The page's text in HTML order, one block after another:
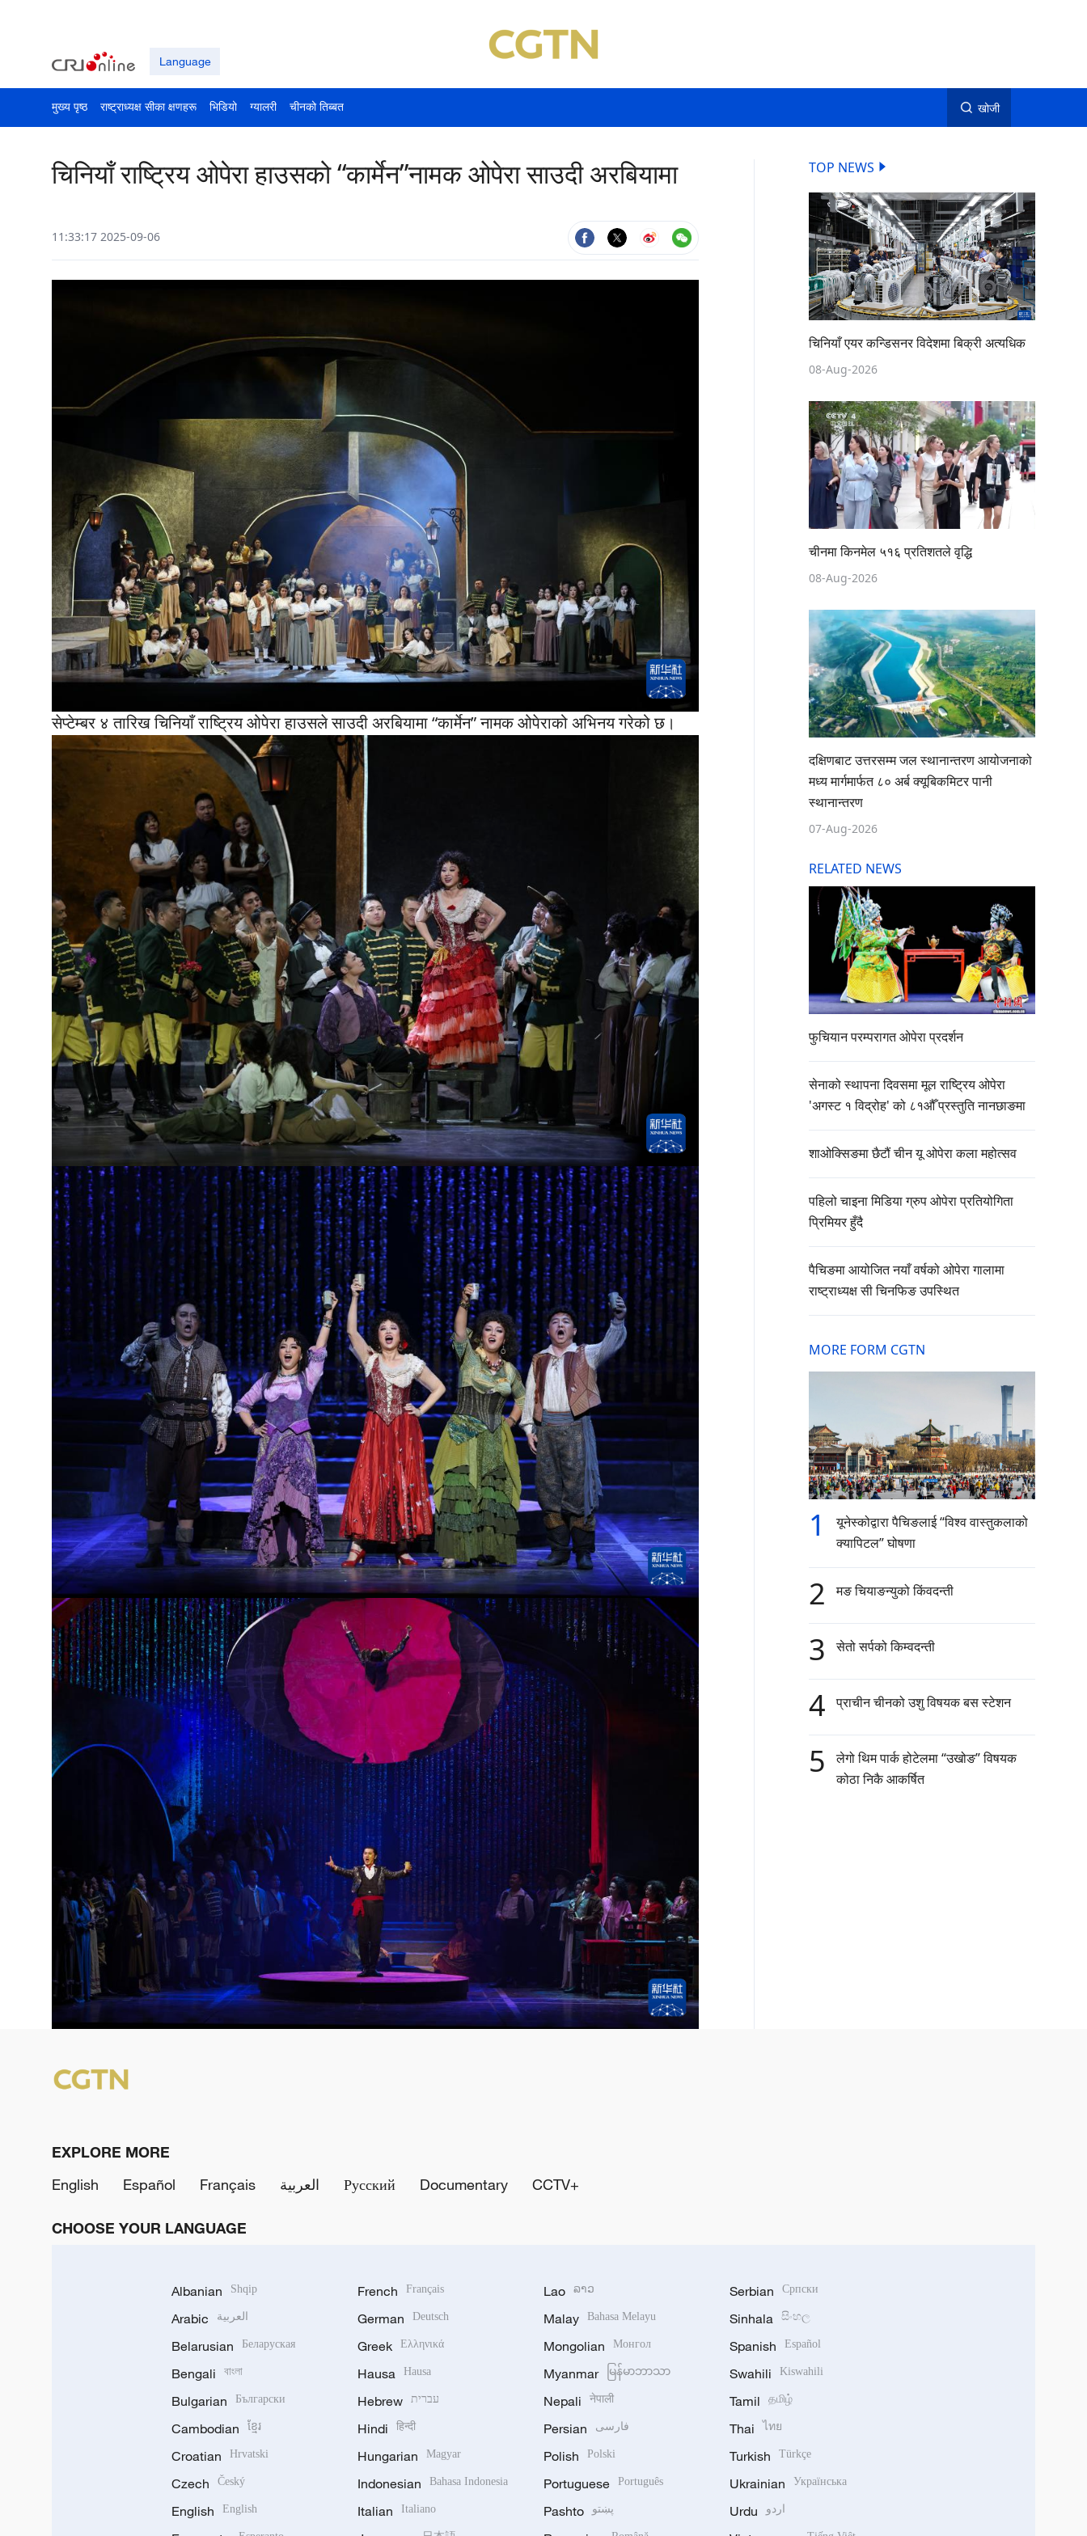
Language
मुख्य पृष्ठ राष्ट्राध्यक्ष सीका क्षणहरू भिडियो ग्यालरी चीनको तिब्बत खोजी
चिनियाँ राष्ट्रिय ओपेरा हाउसको “कार्मेन”नामक ओपेरा साउदी अरबियामा
11:33:17 2025-09-06
सेप्टेम्बर ४ तारिख चिनियाँ राष्ट्रिय ओपेरा हाउसले साउदी अरबियामा “कार्मेन” नामक ओपेराको अभिनय गरेको छ।
TOP NEWS
चिनियाँ एयर कन्डिसनर विदेशमा बिक्री अत्यधिक
08-Aug-2026
चीनमा किनमेल ५१६ प्रतिशतले वृद्धि
08-Aug-2026
दक्षिणबाट उत्तरसम्म जल स्थानान्तरण आयोजनाको
मध्य मार्गमार्फत ८० अर्ब क्यूबिकमिटर पानी
स्थानान्तरण
07-Aug-2026
RELATED NEWS
फुचियान परम्परागत ओपेरा प्रदर्शन
सेनाको स्थापना दिवसमा मूल राष्ट्रिय ओपेरा
'अगस्ट १ विद्रोह' को ८१औँ प्रस्तुति नानछाङमा
शाओक्सिङमा छैटौं चीन यू ओपेरा कला महोत्सव
पहिलो चाइना मिडिया ग्रुप ओपेरा प्रतियोगिता
प्रिमियर हुँदै
पैचिङमा आयोजित नयाँ वर्षको ओपेरा गालामा
राष्ट्राध्यक्ष सी चिनफिङ उपस्थित
MORE FORM CGTN
1
यूनेस्कोद्वारा पैचिङलाई “विश्व वास्तुकलाको
क्यापिटल” घोषणा
2 मङ चियाङन्युको किंवदन्ती
3 सेतो सर्पको किम्वदन्ती
4 प्राचीन चीनको उशु विषयक बस स्टेशन
5
लेगो थिम पार्क होटेलमा “उखोङ” विषयक
कोठा निकै आकर्षित
EXPLORE MORE
English
Español Français العربية Русский Documentary CCTV+
CHOOSE YOUR LANGUAGE
Albanian Shqip
Arabic العربية
Belarusian Беларуская
Bengali বাংলা
Bulgarian Български
Cambodian ខ្មែរ
Croatian Hrvatski
Czech Český
English English
French Français
German Deutsch
Greek Ελληνικά
Hausa Hausa
Hebrew עברית
Hindi हिन्दी
Hungarian Magyar
Indonesian Bahasa Indonesia
Italian Italiano
Lao ລາວ
Malay Bahasa Melayu
Mongolian Монгол
Myanmar မြန်မာဘာသာ
Nepali नेपाली
Persian فارسی
Polish Polski
Portuguese Português
Pashto پښتو
Serbian Српски
Sinhala සිංහල
Spanish Español
Swahili Kiswahili
Tamil தமிழ்
Thai ไทย
Turkish Türkçe
Ukrainian Українська
Urdu اردو